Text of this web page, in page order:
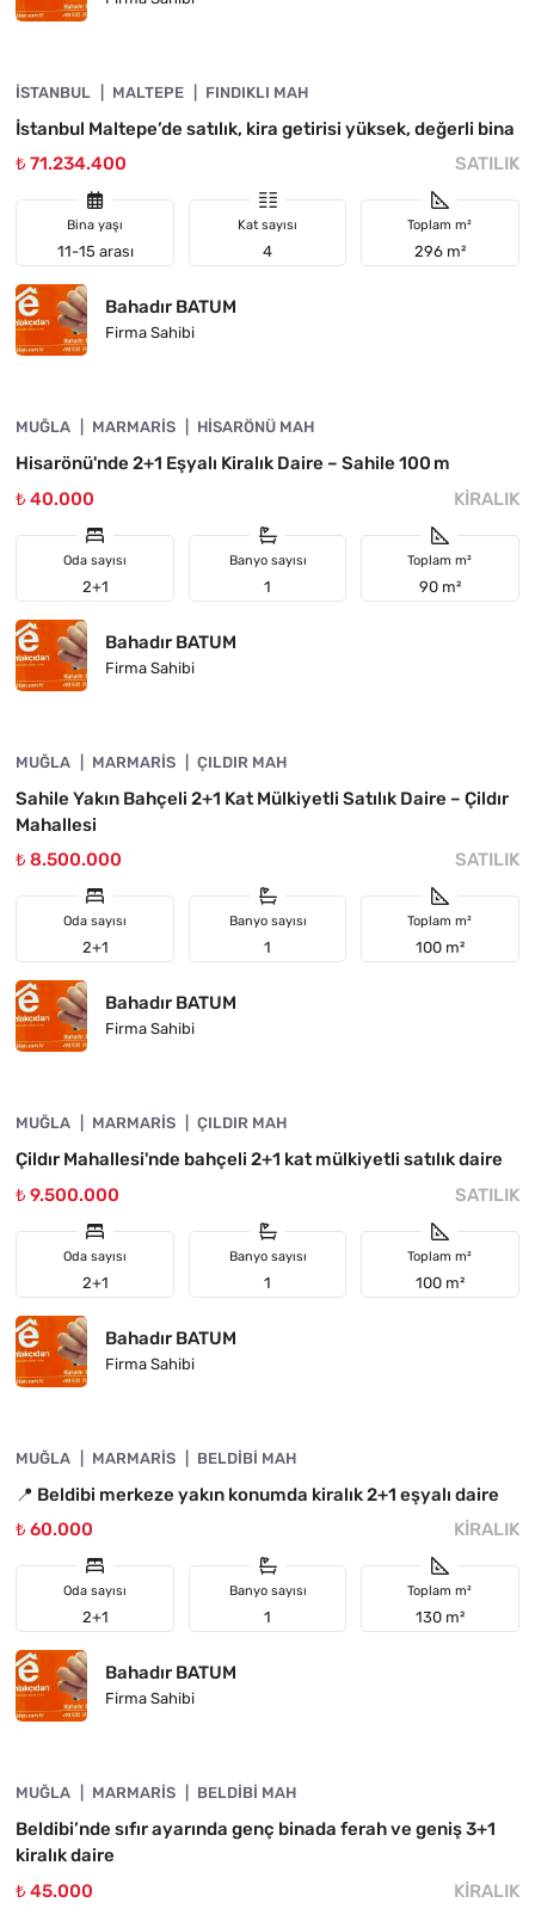
ACIL
İSTANBUL MALTEPE FINDIKLI MAH
İstanbul Maltepe’de satılık, kira getirisi yüksek, değerli bina
₺ 71.234.400
SATILIK
Bina yaşı
11-15 arası
Kat sayısı
4
Toplam m²
296 m²
Bahadır BATUM
Firma Sahibi
KIRALIK
MUĞLA MARMARIS HISARÖNÜ MAH
Hisarönü'nde 2+1 Eşyalı Kiralık Daire – Sahile 100 m
₺ 40.000
KIRALIK
Oda sayısı
2+1
Banyo sayısı
1
Toplam m²
90 m²
Bahadır BATUM
Firma Sahibi
YATIRIMA UYGUN
MUĞLA MARMARIS ÇILDIR MAH
Sahile Yakın Bahçeli 2+1 Kat Mülkiyetli Satılık Daire – Çildır
Mahallesi
₺ 8.500.000
SATILIK
Oda sayısı
2+1
Banyo sayısı
1
Toplam m²
100 m²
Bahadır BATUM
Firma Sahibi
YATIRIMA UYGUN
MUĞLA MARMARIS ÇILDIR MAH
Çildır Mahallesi'nde bahçeli 2+1 kat mülkiyetli satılık daire
₺ 9.500.000
SATILIK
Oda sayısı
2+1
Banyo sayısı
1
Toplam m²
100 m²
Bahadır BATUM
Firma Sahibi
ÖNE ÇIKAN
MUĞLA MARMARIS BELDIBI MAH
📍 Beldibi merkeze yakın konumda kiralık 2+1 eşyalı daire
₺ 60.000
KIRALIK
Oda sayısı
2+1
Banyo sayısı
1
Toplam m²
130 m²
Bahadır BATUM
Firma Sahibi
ÖNE ÇIKAN
MUĞLA MARMARIS BELDIBI MAH
Beldibi’nde sıfır ayarında genç binada ferah ve geniş 3+1
kiralık daire
₺ 45.000
KIRALIK